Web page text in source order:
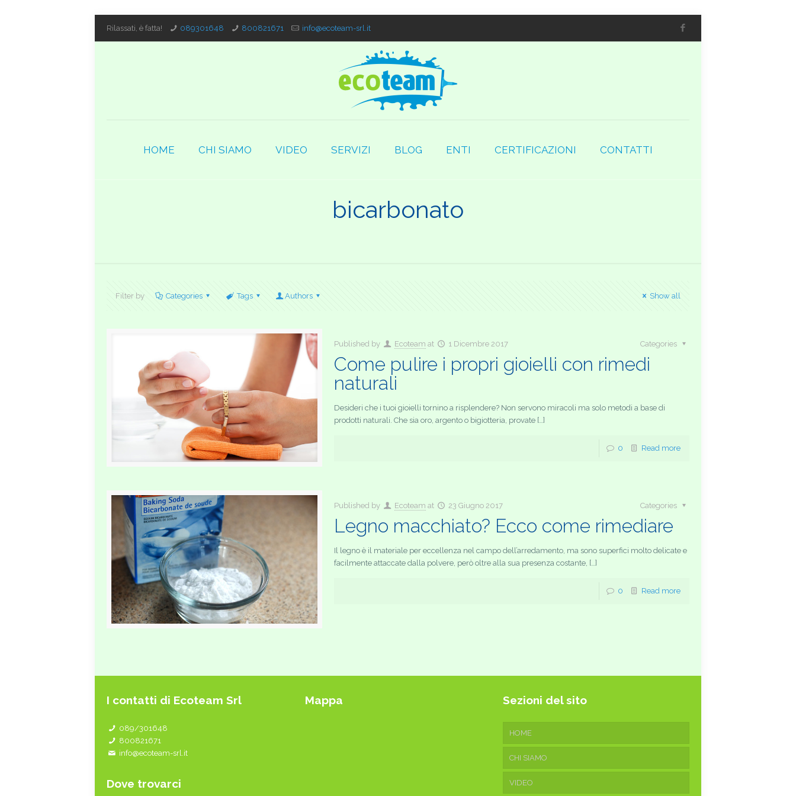
Rilassati, è fatta! 089301648 800821671 info@ecoteam-srl.it
HOME CHI SIAMO VIDEO SERVIZI BLOG ENTI CERTIFICAZIONI CONTATTI
bicarbonato
Filter by Categories Tags Authors Show all
Published by Ecoteam at 1 Dicembre 2017 Categories
Come pulire i propri gioielli con rimedi
naturali
Desideri che i tuoi gioielli tornino a risplendere? Non servono miracoli ma solo metodi a base di
prodotti naturali. Che sia oro, argento o bigiotteria, provate […]
0 Read more
Published by Ecoteam at 23 Giugno 2017 Categories
Legno macchiato? Ecco come rimediare
Il legno è il materiale per eccellenza nel campo dell’arredamento, ma sono superfici molto delicate e
facilmente attaccate dalla polvere, però oltre alla sua presenza costante, […]
0 Read more
I contatti di Ecoteam Srl
089/301648
800821671
info@ecoteam-srl.it
Dove trovarci
Mappa Sezioni del sito
HOME
CHI SIAMO
VIDEO